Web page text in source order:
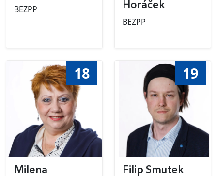
BEZPP
Horáček
BEZPP
18
Milena
19
Filip Smutek